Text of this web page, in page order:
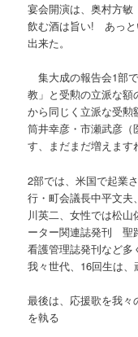
宴会開演は、奥村方敏
飲む酒は旨い! あっと
出来た。
集大成の報告会1部
教」と受勲の立派な額
から同じく立派な受勲
筒井幸彦・市瀬武彦（
す、まだまだ増えます
2部では、米国で起業
行・町会議長中平文
川英二、女性では松山
ーター関連誌発刊 聖
看護管理誌発刊など多
我々世代、16回生は、
最後は、応援歌を我
を執る